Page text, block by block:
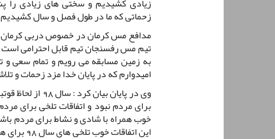
زحماتی که ما در طول فصل و سال
مدافع مس کرمان در خصوص دربی کرمان
تیم مس رفسنجان تیم قابل احترامی است
به زمین مسابقه می رویم و تمام سعی و
امیدوارم که در پایان خدا مزد زحمات و
وی در پایان
خوب همراه با شادی و نشاط برای مردم
این اتفاقات خوب تلخی های سال 98 برای همیشه از ذهن مردم پاک شود.